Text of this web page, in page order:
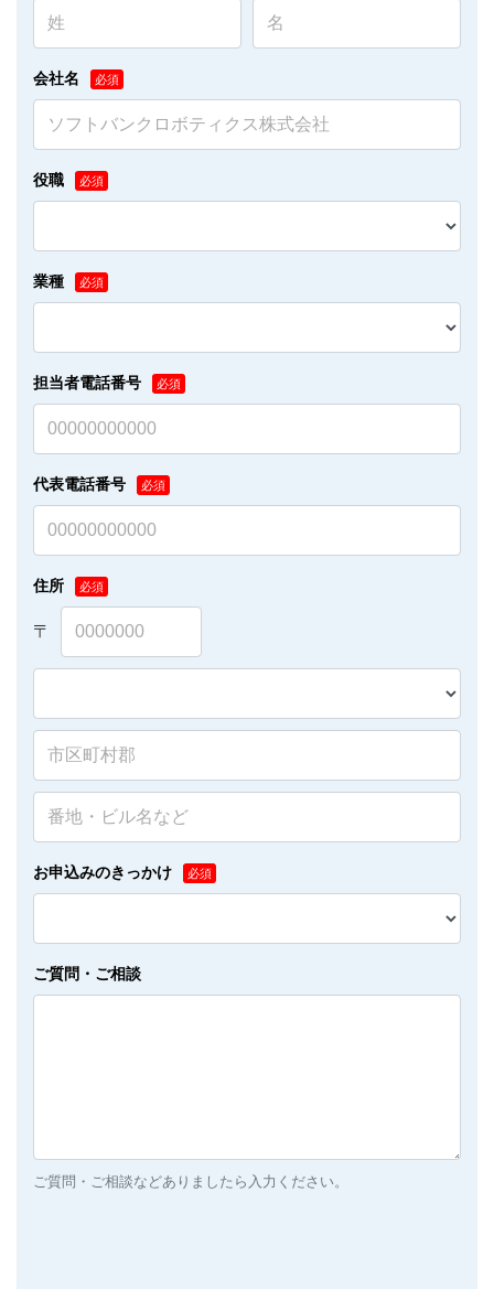
会社名
役職
業種
担当者電話番号
代表電話番号
住所
お申込みのきっかけ
ご質問・ご相談
ご質問・ご相談などありましたら入力ください。